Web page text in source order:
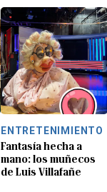
ENTRETENIMIENTO
Fantasía hecha a
mano: los muñecos
de Luis Villafañe